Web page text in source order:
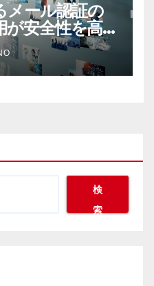
メール認証の
が安全性を高め
検
索